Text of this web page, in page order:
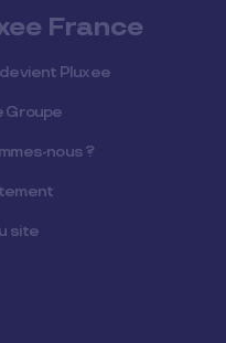
France
Pluxee
Groupe
nous ?
site